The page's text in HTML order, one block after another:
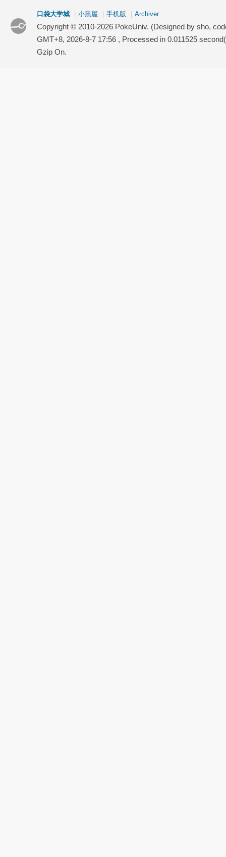
口袋大学城 小黑屋 手机版 Archiver
Copyright © 2010-2026 PokeUniv. (Designed by sho,
GMT+8, 2026-8-7 17:56 , Processed in 0.011525
Gzip On.